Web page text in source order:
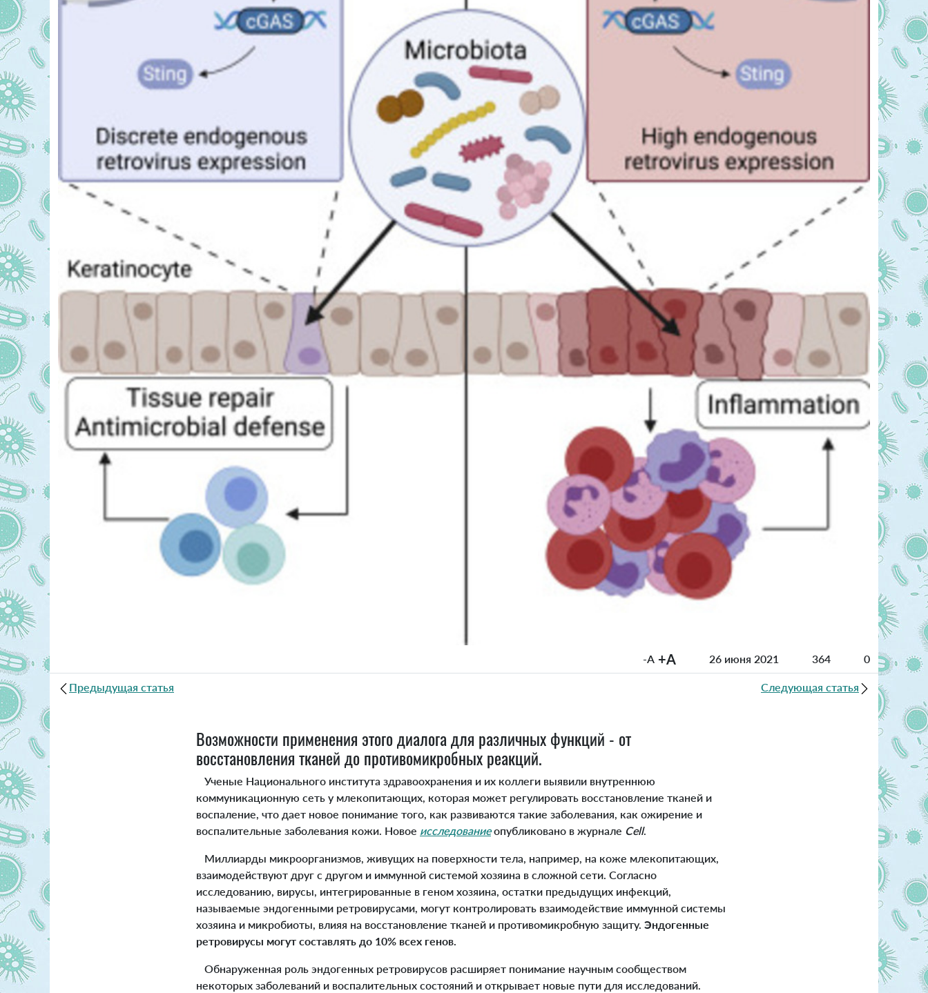
-A +A 26 июня 2021 364 0
Предыдущая статья Следующая статья
Возможности применения этого диалога для различных функций - от
восстановления тканей до противомикробных реакций.
Ученые Национального института здравоохранения и их коллеги выявили внутреннюю
коммуникационную сеть у млекопитающих, которая может регулировать восстановление тканей и
воспаление, что дает новое понимание того, как развиваются такие заболевания, как ожирение и
воспалительные заболевания кожи. Новое исследованиеопубликовано в журнале Cell.
Миллиарды микроорганизмов, живущих на поверхности тела, например, на коже млекопитающих,
взаимодействуют друг с другом и иммунной системой хозяина в сложной сети. Согласно
исследованию, вирусы, интегрированные в геном хозяина, остатки предыдущих инфекций,
называемые эндогенными ретровирусами, могут контролировать взаимодействие иммунной системы
хозяина и микробиоты, влияя на восстановление тканей и противомикробную защиту. Эндогенные
ретровирусы могут составлять до 10% всех генов.
Обнаруженная роль эндогенных ретровирусов расширяет понимание научным сообществом
некоторых заболеваний и воспалительных состояний и открывает новые пути для исследований.